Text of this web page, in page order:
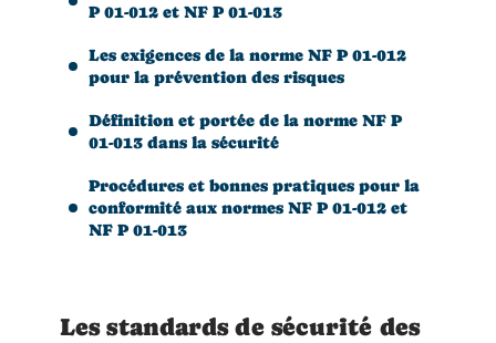
P 01-012 et NF P 01-013
Les exigences de la norme NF P 01-012
pour la prévention des risques
Définition et portée de la norme NF P
01-013 dans la sécurité
Procédures et bonnes pratiques pour la
conformité aux normes NF P 01-012 et
NF P 01-013
Les standards de sécurité des